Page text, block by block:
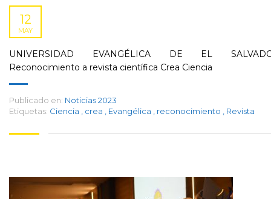
12
MAY
UNIVERSIDAD EVANGÉLICA DE EL
Reconocimiento a revista científica Crea Ciencia
Publicado en: Noticias 2023
Etiquetas: Ciencia crea Evangélica reconocimiento Revista